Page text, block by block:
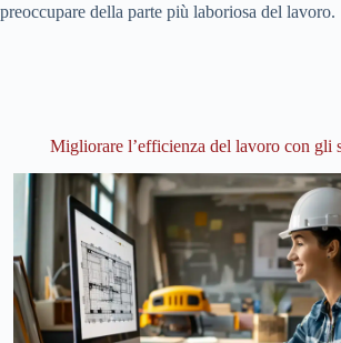
preoccupare della parte più laboriosa del lavoro.
Migliorare l’efficienza del lavoro con gli